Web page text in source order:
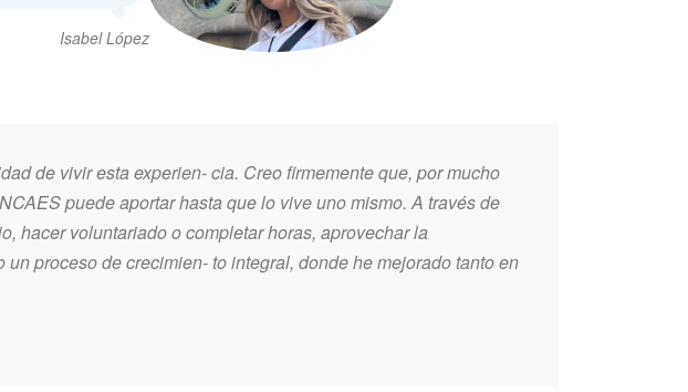
Isabel López
de vivir esta experien- cia. Creo firmemente que, por mucho
puede aportar hasta que lo vive uno mismo. A través de
hacer voluntariado o completar horas, aprovechar la
proceso de crecimien- to integral, donde he mejorado tanto en